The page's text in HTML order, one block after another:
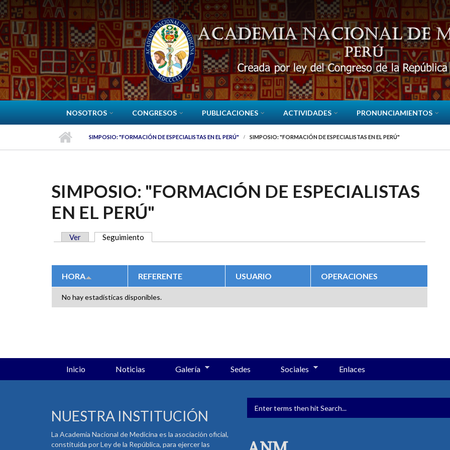
Pasar al contenido principal
NOSOTROS CONGRESOS PUBLICACIONES ACTIVIDADES PRONUNCIAMIENTOS
SIMPOSIO: "FORMACIÓN DE ESPECIALISTAS EN EL PERÚ" SIMPOSIO: "FORMACIÓN DE ESPECIALISTAS EN EL PERÚ"
SIMPOSIO: "FORMACIÓN DE ESPECIALISTAS
EN EL PERÚ"
Ver Seguimiento
HORA REFERENTE USUARIO OPERACIONES
No hay estadísticas disponibles.
Inicio Noticias Galería Sedes Sociales Enlaces
NUESTRA INSTITUCIÓN
La Academia Nacional de Medicina es la asociación oficial,
constituida por Ley de la República, para ejercer las
FORMULARIO DE